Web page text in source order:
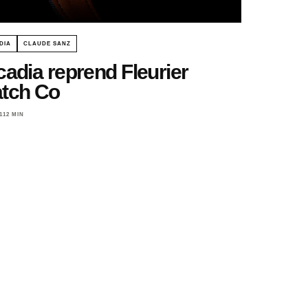
CLAUDE SANZ
reprend Fleurier
Co
2 MIN